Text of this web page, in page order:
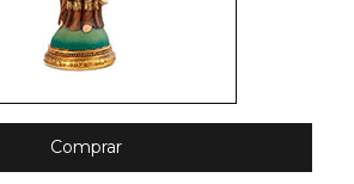
Comprar